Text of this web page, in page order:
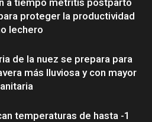
a tiempo metritis postparto
proteger la productividad
lechero
de la nuez se prepara para
más lluviosa y con mayor
temperaturas de hasta -1